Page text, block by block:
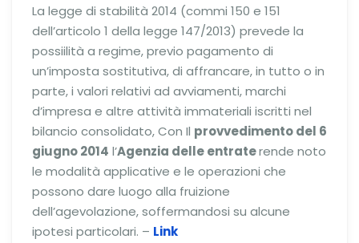
La legge di stabilità 2014 (commi 150 e 151
dell’articolo 1 della legge 147/2013) prevede la
possiilità a regime, previo pagamento di
un’imposta sostitutiva, di affrancare, in tutto o in
parte, i valori relativi ad avviamenti, marchi
d’impresa e altre attività immateriali iscritti nel
bilancio consolidato, Con Il provvedimento del 6
giugno 2014 l’Agenzia delle entraterende noto
le modalità applicative e le operazioni che
possono dare luogo alla fruizione
dell’agevolazione, soffermandosi su alcune
ipotesi particolari. – Link